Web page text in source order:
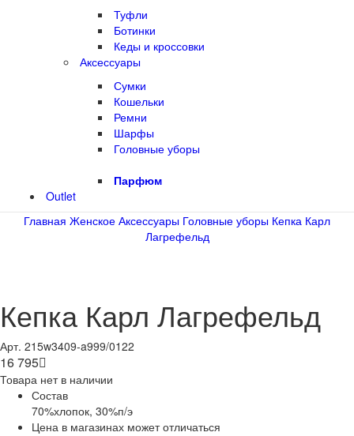
Туфли
Ботинки
Кеды и кроссовки
Аксессуары
Сумки
Кошельки
Ремни
Шарфы
Головные уборы
Парфюм
Outlet
Главная Женское Аксессуары Головные уборы Кепка Карл
Лагрефельд
Кепка Карл Лагрефельд
Арт. 215w3409-a999/0122
16 795
Товара нет в наличии
Состав
70%хлопок, 30%п/э
Цена в магазинах может отличаться